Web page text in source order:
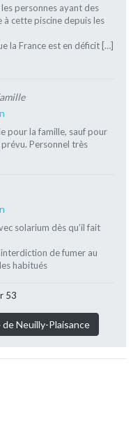
personnes ayant des
cette piscine depuis les
la France est en déficit […]
pour la famille, sauf pour
Personnel très
solarium dès qu’il fait
de fumer au
habitués
53
Neuilly-Plaisance